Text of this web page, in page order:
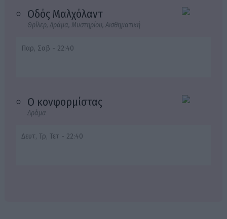
Οδός Μαλχόλαντ
Θρίλερ, Δράμα, Μυστηρίου, Αισθηματική
Παρ, Σαβ - 22:40
Ο κονφορμίστας
Δράμα
Δευτ, Τρ, Τετ - 22:40